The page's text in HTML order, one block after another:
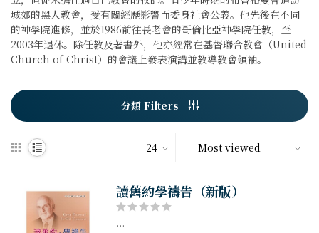
城郊的黑人教會，受有關經歷影響而委身社會公義。他先後在不同
的神學院進修，並於1986前往長老會的哥倫比亞神學院任教，至
2003年退休。除任教及著書外，他亦經常在基督聯合教會（United
Church of Christ）的會議上發表演講並教導教會領袖。
分類 Filters
讀舊約學禱告（新版）
...